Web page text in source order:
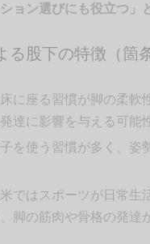
ョン選びにも役立つ」
股下の特徴（箇
に座る習慣が脚の柔軟
達に影響を与える可能
を使う習慣が多く、姿
ではスポーツが日常生
脚の筋肉や骨格の発達